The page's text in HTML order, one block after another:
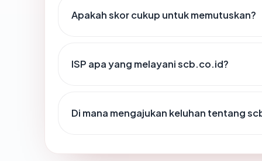
Apakah skor cukup untuk memutuskan?
ISP apa yang melayani scb.co.id?
Di mana mengajukan keluhan tentang